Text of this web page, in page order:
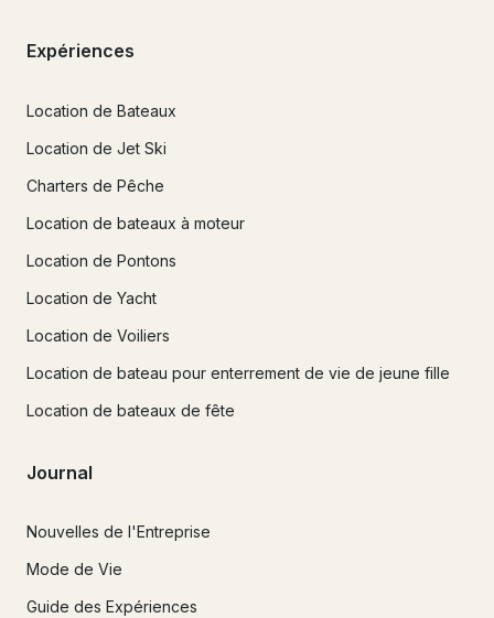
Expériences
Location de Bateaux
Location de Jet Ski
Charters de Pêche
Location de bateaux à moteur
Location de Pontons
Location de Yacht
Location de Voiliers
Location de bateau pour enterrement de vie de jeune fille
Location de bateaux de fête
Journal
Nouvelles de l'Entreprise
Mode de Vie
Guide des Expériences